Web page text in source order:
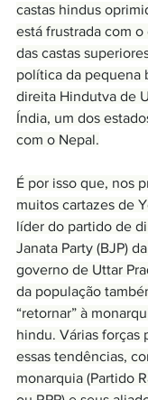
castas hindus
está frustrada com
das castas
política da pequena
direita Hindutva de
Índia, um dos
com o Nepal.
É por isso que, nos
muitos cartazes de
líder do partido de
Janata Party (BJP)
governo de Uttar
da população
“retornar” à
hindu. Várias forças
essas tendências,
monarquia (Partido